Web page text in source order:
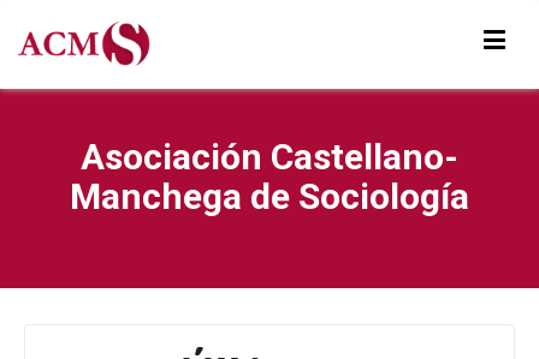
Asociación Castellano-
Manchega de Sociología